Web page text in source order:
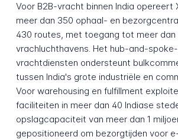
Voor B2B-vracht binnen India opereert
meer dan 350 ophaal- en
430 routes, met toegang tot meer dan
vrachluchthavens. Het hub-and-
vrachtdiensten ondersteunt
tussen India's grote industriële en
Voor warehousing en fulfillment
faciliteiten in meer dan 40 Indiase
opslagcapaciteit van meer dan 1
gepositioneerd om bezorgtijden voor